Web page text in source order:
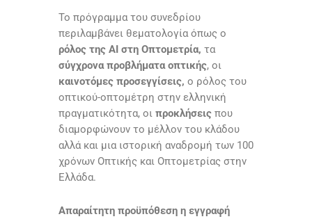
Το πρόγραμμα του συνεδρίου
περιλαμβάνει θεματολογία όπως ο
ρόλος της ΑΙ στη Οπτομετρία, τα
σύγχρονα προβλήματα οπτικής, οι
καινοτόμες προσεγγίσεις, ο ρόλος του
οπτικού-οπτομέτρη στην ελληνική
πραγματικότητα, οι προκλήσεις που
διαμορφώνουν το μέλλον του κλάδου
αλλά και μια ιστορική αναδρομή των 100
χρόνων Οπτικής και Οπτομετρίας στην
Ελλάδα.
Απαραίτητη προϋπόθεση η εγγραφή